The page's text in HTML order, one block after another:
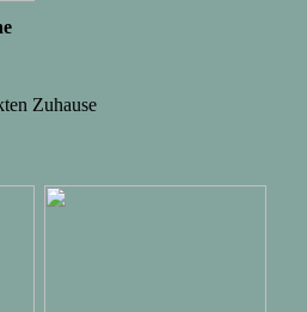
Zuhause